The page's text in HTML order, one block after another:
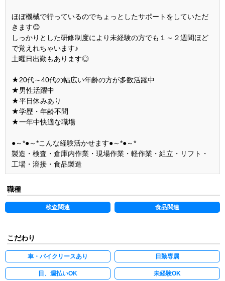
ほぼ機械で行っているのでちょっとしたサポートをしていただ
きます😊
しっかりとした研修制度により未経験の方でも１～２週間ほど
で覚えれちゃいます♪
土曜日出勤もあります◎
★20代～40代の幅広い年齢の方が多数活躍中
★男性活躍中
★平日休みあり
★学歴・年齢不問
★一年中快適な職場
●～*●～*こんな経験活かせます●～*●～*
製造・検査・倉庫内作業・現場作業・軽作業・組立・リフト・
工場・溶接・食品製造
職種
検査関連 食品関連
こだわり
車・バイクリースあり 日勤専属
日、週払いOK 未経験OK